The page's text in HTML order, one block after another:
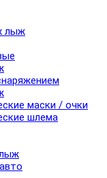
лыж
маски / очки
шлема